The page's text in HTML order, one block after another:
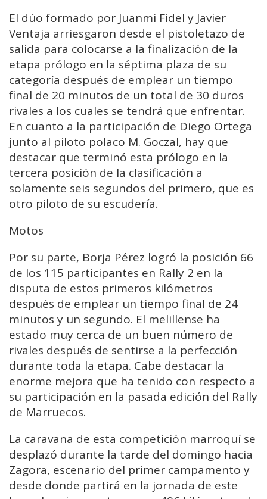
El dúo formado por Juanmi Fidel y Javier
Ventaja arriesgaron desde el pistoletazo de
salida para colocarse a la finalización de la
etapa prólogo en la séptima plaza de su
categoría después de emplear un tiempo
final de 20 minutos de un total de 30 duros
rivales a los cuales se tendrá que enfrentar.
En cuanto a la participación de Diego Ortega
junto al piloto polaco M. Goczal, hay que
destacar que terminó esta prólogo en la
tercera posición de la clasificación a
solamente seis segundos del primero, que es
otro piloto de su escudería.
Motos
Por su parte, Borja Pérez logró la posición 66
de los 115 participantes en Rally 2 en la
disputa de estos primeros kilómetros
después de emplear un tiempo final de 24
minutos y un segundo. El melillense ha
estado muy cerca de un buen número de
rivales después de sentirse a la perfección
durante toda la etapa. Cabe destacar la
enorme mejora que ha tenido con respecto a
su participación en la pasada edición del Rally
de Marruecos.
La caravana de esta competición marroquí se
desplazó durante la tarde del domingo hacia
Zagora, escenario del primer campamento y
desde donde partirá en la jornada de este